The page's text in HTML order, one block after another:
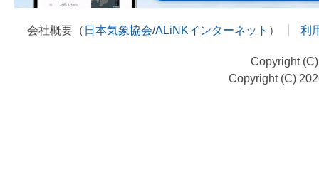
会社概要（ 日本気象協会/ALiNKインターネット ） 利
Copyright
Copyright (C)